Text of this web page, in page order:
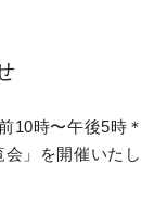
10時〜午後5時＊
」を開催いたし